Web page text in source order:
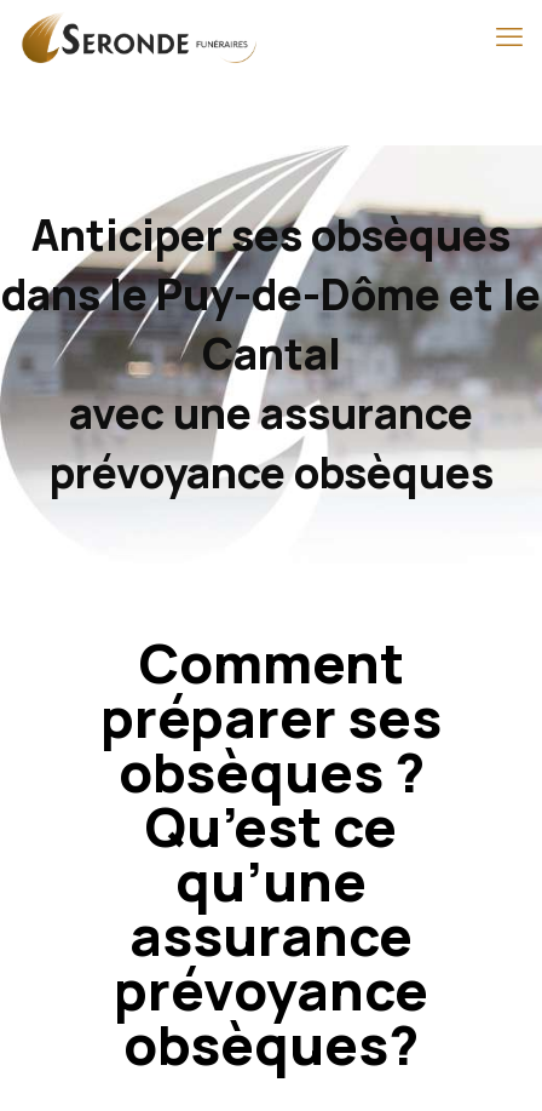
Anticiper ses obsèques
dans le Puy-de-Dôme et le
Cantal
avec une assurance
prévoyance obsèques
Comment
préparer ses
obsèques ?
Qu’est ce
qu’une
assurance
prévoyance
obsèques?